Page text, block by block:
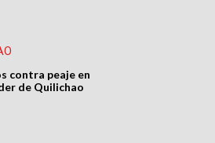
contra peaje en
de Quilichao